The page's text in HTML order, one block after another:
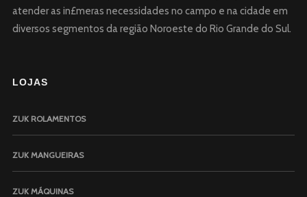
atender as in£meras necessidades no campo e na cidade em
diversos segmentos da região Noroeste do Rio Grande do Sul.
LOJAS
ZUK ROLAMENTOS
ZUK MANGUEIRAS
ZUK MÁQUINAS